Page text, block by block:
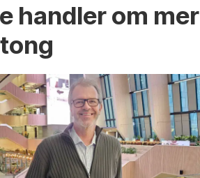
handler om mer